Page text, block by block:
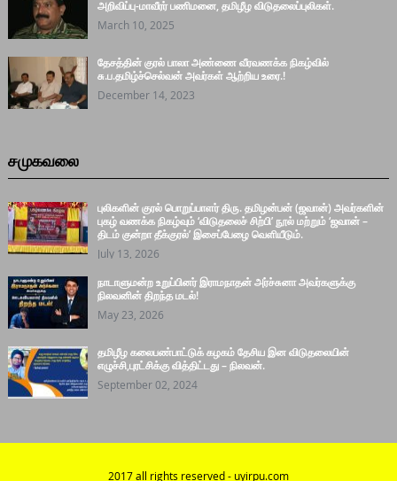
அறிவிப்பு-மாவீரர் பணிமனை, தமிழீழ விடுதலைப்புலிகள்.
March 10, 2025
தேசத்தின் குரல் பாலா அண்ணை வீரவணக்க நிகழ்வில்
சு.ப.தமிழ்ச்செல்வன் அவர்கள் ஆற்றிய உரை.!
December 14, 2023
சமுகவலை
புலிகளின் குரல் பொறுப்பாளர் திரு. தமிழன்பன் (ஜவான்) அவர்களின்
புகழ் வணக்க நிகழ்வும் ‘விடுதலைச் சிற்பி’ நூல் மற்றும் ‘ஜவான் –
திடம் குன்றா தீக்குரல்’ இசைப்பேழை வெளியீடும்.
July 13, 2026
நாடாளுமன்ற உறுப்பினர் இராமநாதன் அர்ச்சுனா அவர்களுக்கு
நிலவனின் திறந்த மடல்!
May 23, 2026
தமிழீழ கலைபண்பாட்டுக் கழகம் தேசிய இன விடுதலையின்
எழுச்சி,புரட்சிக்கு வித்திட்டது – நிலவன்.
September 02, 2024
2017 all rights reserved - uyirpu.com